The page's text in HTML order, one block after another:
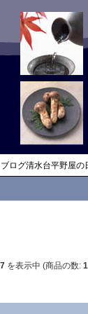
ブログ清水台平野屋の
を表示中 (商品の数: